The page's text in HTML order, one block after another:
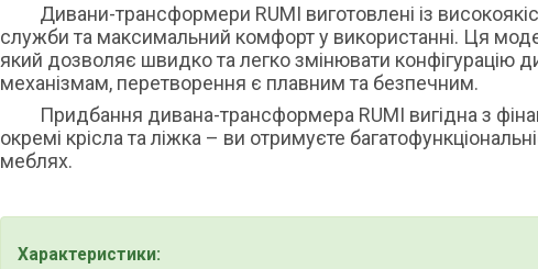
Дивани-трансформери RUMI виготовлені із
служби та максимальний комфорт у використанні. Ця
який дозволяє швидко та легко змінювати конфігурацію
механізмам, перетворення є плавним та безпечним.
Придбання дивана-трансформера RUMI вигідна з
окремі крісла та ліжка – ви отримуєте
меблях.
Характеристики: